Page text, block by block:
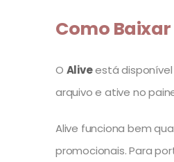
Como
O Aliveestá disponível
arquivo e ative no
Alive funciona bem
promocionais. Para